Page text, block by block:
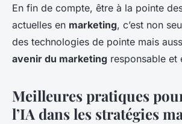
En fin de compte, être à la pointe
actuelles en marketing, c’est non
des technologies de pointe mais
avenir du marketing responsable et
Meilleures pratiques
l’IA dans les stratégies